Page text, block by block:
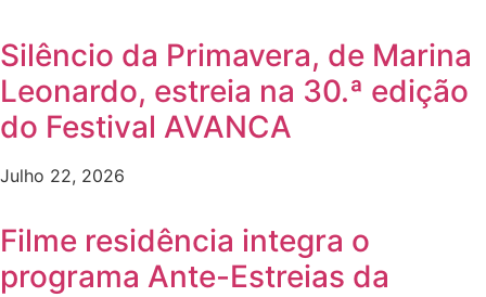
Silêncio da Primavera, de Marina
Leonardo, estreia na 30.ª edição
do Festival AVANCA
Julho 22, 2026
Filme residência integra o
programa Ante-Estreias da